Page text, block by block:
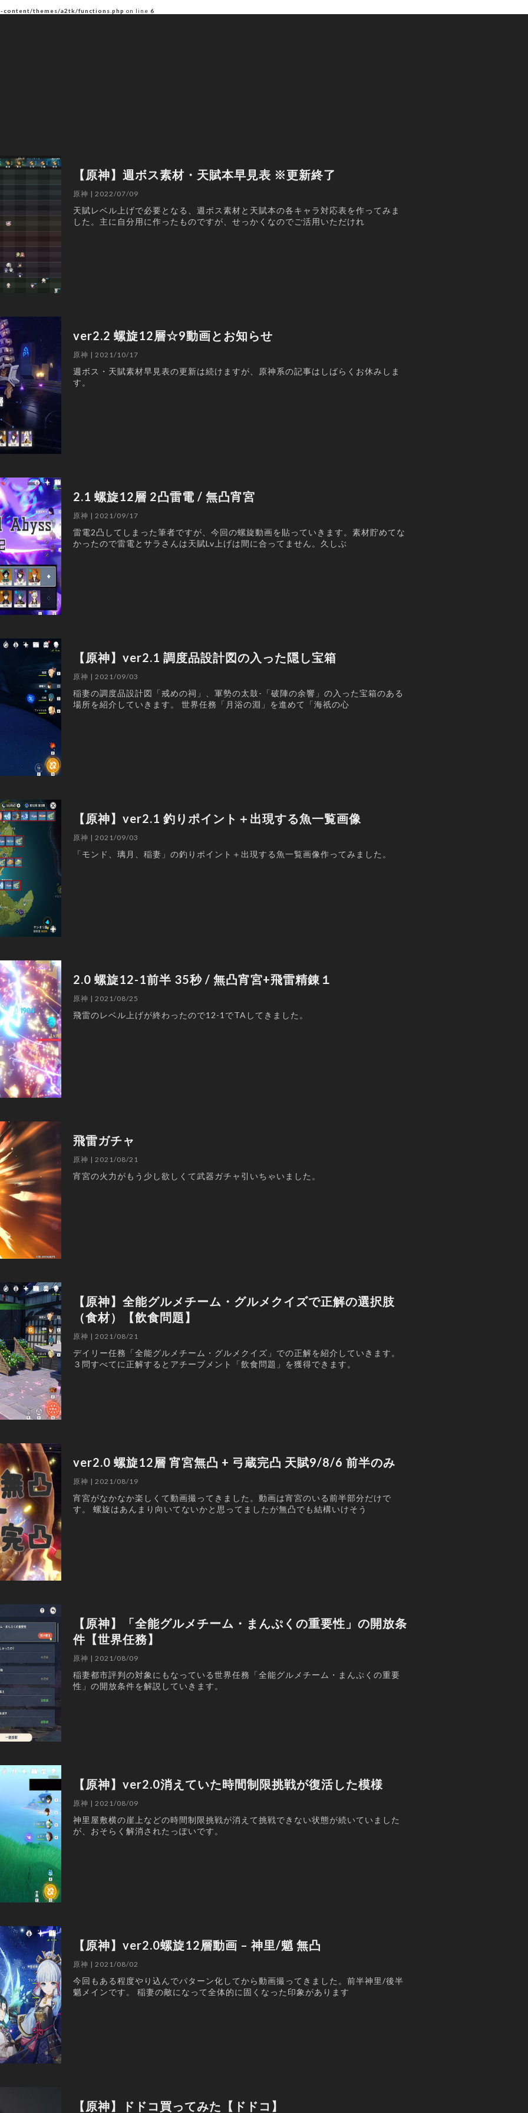
themes/a2tk/functions.php on line 6
【原神】週ボス素材・天賦本早見表 ※更新終了
原神 | 2022/07/09
天賦レベル上げで必要となる、週ボス素材と天賦本の各キャラ対応表を作ってみま
した。主に自分用に作ったものですが、せっかくなのでご活用いただけれ
ver2.2 螺旋12層☆9動画とお知らせ
原神 | 2021/10/17
週ボス・天賦素材早見表の更新は続けますが、原神系の記事はしばらくお休みしま
す。
2.1 螺旋12層 2凸雷電 / 無凸宵宮
原神 | 2021/09/17
雷電2凸してしまった筆者ですが、今回の螺旋動画を貼っていきます。素材貯めてな
かったので雷電とサラさんは天賦Lv上げは間に合ってません。久しぶ
【原神】ver2.1 調度品設計図の入った隠し宝箱
原神 | 2021/09/03
稲妻の調度品設計図「戒めの祠」、軍勢の太鼓-「破陣の余響」の入った宝箱のある
場所を紹介していきます。 世界任務「月浴の淵」を進めて「海祇の心
【原神】ver2.1 釣りポイント＋出現する魚一覧画像
原神 | 2021/09/03
「モンド、璃月、稲妻」の釣りポイント＋出現する魚一覧画像作ってみました。
2.0 螺旋12-1前半 35秒 / 無凸宵宮+飛雷精錬１
原神 | 2021/08/25
飛雷のレベル上げが終わったので12-1でTAしてきました。
飛雷ガチャ
原神 | 2021/08/21
宵宮の火力がもう少し欲しくて武器ガチャ引いちゃいました。
【原神】全能グルメチーム・グルメクイズで正解の選択肢
（食材）【飲食問題】
原神 | 2021/08/21
デイリー任務「全能グルメチーム・グルメクイズ」での正解を紹介していきます。
３問すべてに正解するとアチーブメント「飲食問題」を獲得できます。
ver2.0 螺旋12層 宵宮無凸 + 弓蔵完凸 天賦9/8/6 前半のみ
原神 | 2021/08/19
宵宮がなかなか楽しくて動画撮ってきました。動画は宵宮のいる前半部分だけで
す。 螺旋はあんまり向いてないかと思ってましたが無凸でも結構いけそう
【原神】「全能グルメチーム・まんぷくの重要性」の開放条
件【世界任務】
原神 | 2021/08/09
稲妻都市評判の対象にもなっている世界任務「全能グルメチーム・まんぷくの重要
性」の開放条件を解説していきます。
【原神】ver2.0消えていた時間制限挑戦が復活した模様
原神 | 2021/08/09
神里屋敷横の崖上などの時間制限挑戦が消えて挑戦できない状態が続いていました
が、おそらく解消されたっぽいです。
【原神】ver2.0螺旋12層動画 – 神里/魈 無凸
原神 | 2021/08/02
今回もある程度やり込んでパターン化してから動画撮ってきました。前半神里/後半
魈メインです。 稲妻の敵になって全体的に固くなった印象があります
【原神】ドドコ買ってみた【ドドコ】